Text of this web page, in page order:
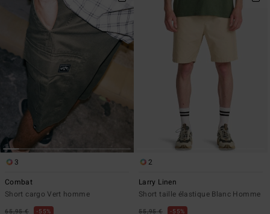
3
Combat
Short cargo Vert homme
65,95 € 55%
2
Larry Linen
Short taille élastique Blanc Homme
55,95 € 55%